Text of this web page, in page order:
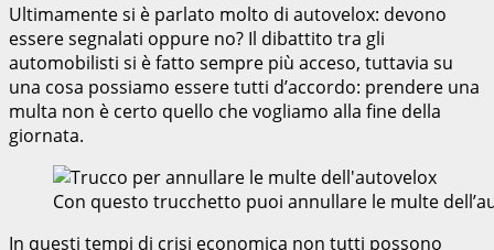
Ultimamente si è parlato molto di autovelox: devono
essere segnalati oppure no? Il dibattito tra gli
automobilisti si è fatto sempre più acceso, tuttavia su
una cosa possiamo essere tutti d’accordo: prendere una
multa non è certo quello che vogliamo alla fine della
giornata.
Con questo trucchetto puoi annullare le multe
In questi tempi di crisi economica non tutti possono